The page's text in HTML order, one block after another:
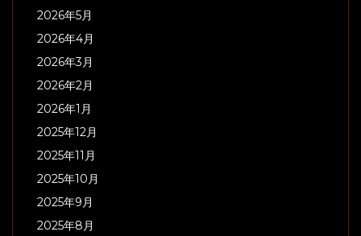
2026年5月
2026年4月
2026年3月
2026年2月
2026年1月
2025年12月
2025年11月
2025年10月
2025年9月
2025年8月